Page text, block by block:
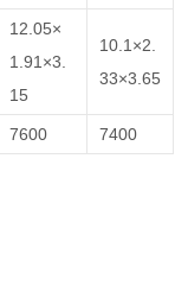
12.05×
1.91×3.
15
10.1×2.
33×3.65
7600 7400